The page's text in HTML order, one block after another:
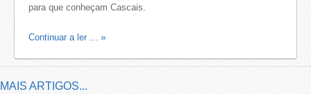
para que conheçam Cascais.
Continuar a ler ...
MAIS ARTIGOS...